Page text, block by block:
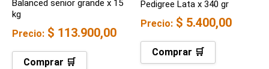
Balanced senior grande x 15
kg
Precio: $ 113.900,00
Comprar 🛒
Pedigree Lata x 340 gr
Precio: $ 5.400,00
Comprar 🛒